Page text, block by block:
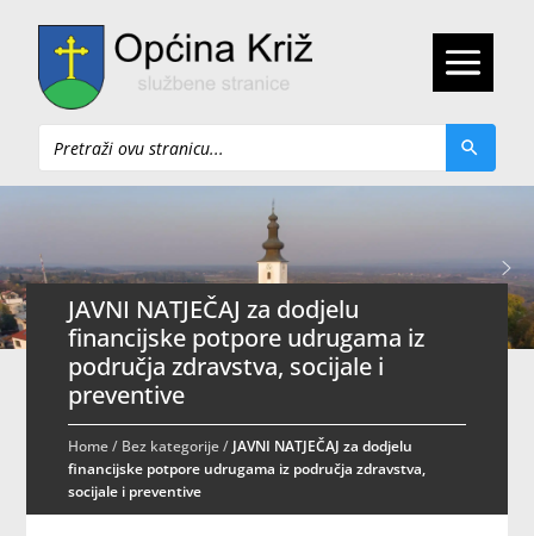
Pretraži
JAVNI NATJEČAJ za dodjelu
financijske potpore udrugama iz
područja zdravstva, socijale i
preventive
Home/ Bez kategorije/ JAVNI NATJEČAJ za dodjelu
financijske potpore udrugama iz područja zdravstva,
socijale i preventive